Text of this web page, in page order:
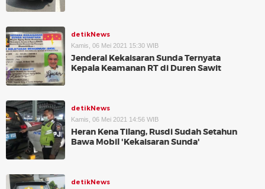
detikNews
Kamis, 06 Mei 2021 15:30 WIB
Jenderal Kekaisaran Sunda Ternyata
Kepala Keamanan RT di Duren Sawit
detikNews
Kamis, 06 Mei 2021 14:56 WIB
Heran Kena Tilang, Rusdi Sudah Setahun
Bawa Mobil 'Kekaisaran Sunda'
detikNews